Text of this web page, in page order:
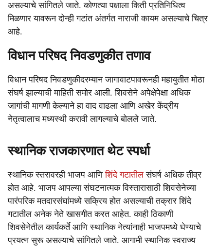
असल्याचे सांगितले जाते. कोणत्या पक्षाला किती प्रतिनिधित्व
मिळणार यावरून दोन्ही गटांत अंतर्गत नाराजी कायम असल्याचे चित्र
आहे.
विधान परिषद निवडणुकीत तणाव
विधान परिषद निवडणुकीदरम्यान जागावाटपावरूनही महायुतीत मोठा
संघर्ष झाल्याची माहिती समोर आली. शिवसेने अपेक्षेपेक्षा अधिक
जागांची मागणी केल्याने हा वाद वाढला आणि अखेर केंद्रीय
नेतृत्वालाच मध्यस्थी करावी लागल्याचे बोलले जाते.
स्थानिक राजकारणात थेट स्पर्धा
स्थानिक स्तरावरही भाजप आणिशिंदे गटातील संघर्ष अधिक तीव्र
होत आहे. भाजप आपल्या संघटनात्मक विस्तारासाठी शिवसेनेच्या
पारंपरिक मतदारसंघांमध्ये सक्रिय होत असल्याची तक्रार शिंदे
गटातील अनेक नेते खासगीत करत आहेत. काही ठिकाणी
शिवसेनेतील कार्यकर्ते आणि स्थानिक नेत्यांनाही भाजपमध्ये घेण्याचे
प्रयत्न सुरू असल्याचे सांगितले जाते. आगामी स्थानिक स्वराज्य